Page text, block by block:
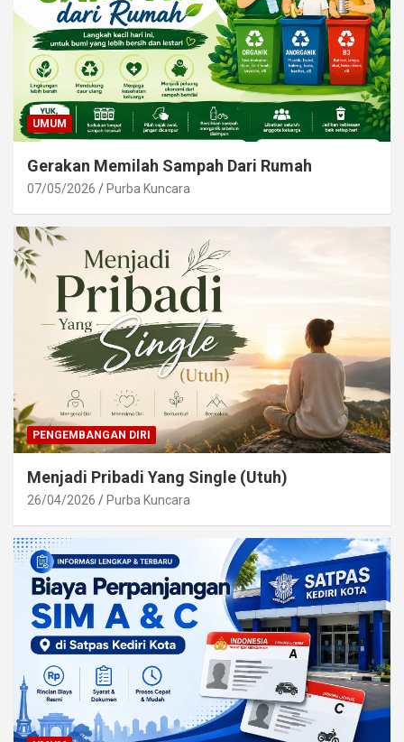
UMUM
Gerakan Memilah Sampah Dari Rumah
07/05/2026 Purba Kuncara
PENGEMBANGAN DIRI
Menjadi Pribadi Yang Single (Utuh)
26/04/2026 Purba Kuncara